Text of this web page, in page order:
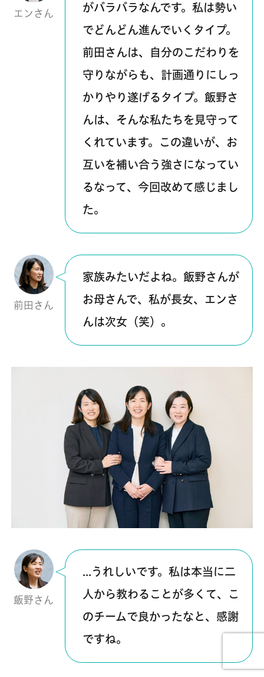
エンさん
がバラバラなんです。私は勢い
でどんどん進んでいくタイプ。
前田さんは、自分のこだわりを
守りながらも、計画通りにしっ
かりやり遂げるタイプ。飯野さ
んは、そんな私たちを見守って
くれています。この違いが、お
互いを補い合う強さになってい
るなって、今回改めて感じまし
た。
前田さん
家族みたいだよね。飯野さんが
お母さんで、私が長女、エンさ
んは次女（笑）。
飯野さん
…うれしいです。私は本当に二
人から教わることが多くて、こ
のチームで良かったなと、感謝
ですね。